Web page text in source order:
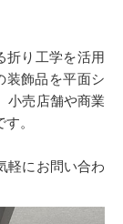
折り工学を活用
装飾品を平面シ
小売店舗や商業
。
軽にお問い合わ